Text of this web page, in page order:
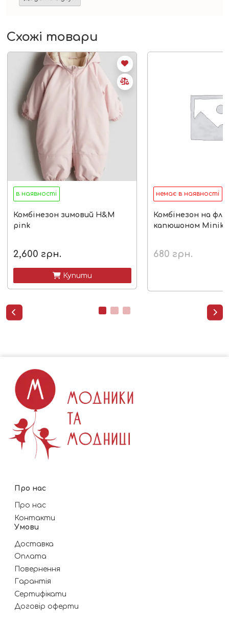
Схожі товари
в наявності
Комбінезон зимовий H&M
pink
2,600 грн.
 Купити
немає в наявності
Комбінезон на
капюшоном
680 грн.
 
Про нас
Про нас
Контакти
Умови
Доставка
Оплата
Повернення
Гарантія
Сертифікати
Договір оферти